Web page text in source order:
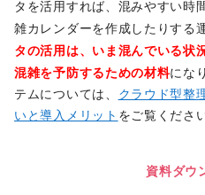
タを活用すれば、混みやすい時
雑カレンダーを作成したりする
タの活用は、いま混んでいる状
混雑を予防するための材料にな
テムについては、 クラウド型整
いと導入メリット をご覧くださ
資料ダウ